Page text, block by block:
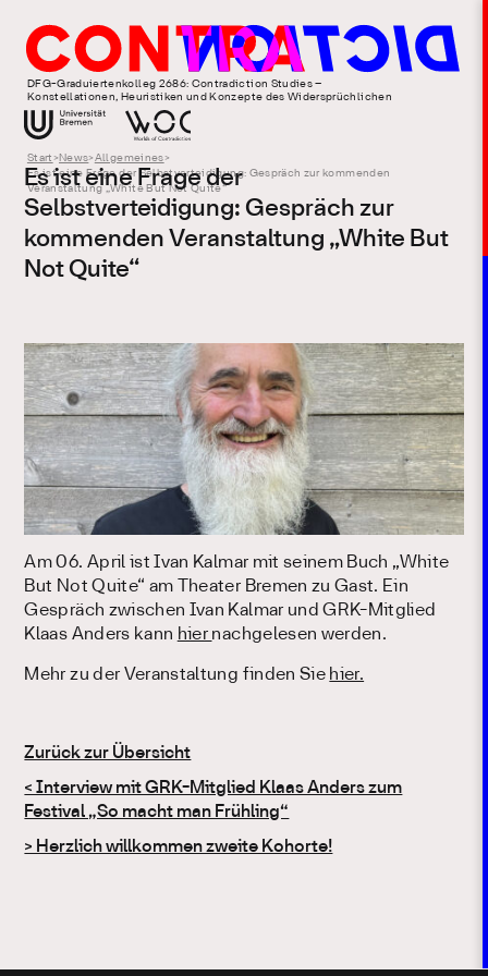
DFG-Graduiertenkolleg 2686: Contradiction Studies –
Konstellationen, Heuristiken und Konzepte des Widersprüchlichen
Start > News> Allgemeines>
Es ist eine Frage der Selbstverteidigung: Gespräch zur kommenden
Veranstaltung „White But Not Quite“
Es ist eine Frage der
Selbstverteidigung: Gespräch zur
kommenden Veranstaltung „White But
Not Quite“
Am 06. April ist Ivan Kalmar mit seinem Buch „White
But Not Quite“ am Theater Bremen zu Gast. Ein
Gespräch zwischen Ivan Kalmar und GRK-Mitglied
Klaas Anders kann hier nachgelesen werden.
Mehr zu der Veranstaltung finden Sie hier.
Zurück zur Übersicht
Beitragsnavigation
< Interview mit GRK-Mitglied Klaas Anders zum
Festival „So macht man Frühling“
> Herzlich willkommen zweite Kohorte!